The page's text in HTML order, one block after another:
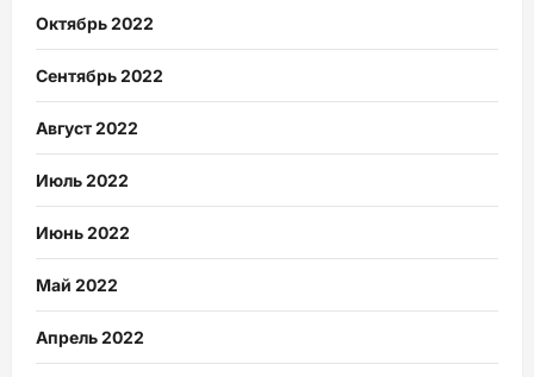
Октябрь 2022
Сентябрь 2022
Август 2022
Июль 2022
Июнь 2022
Май 2022
Апрель 2022